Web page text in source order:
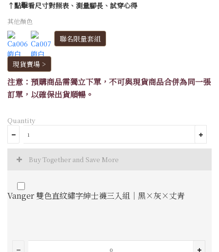
↑點擊看尺寸對照表、測量腳長、試穿心得
其他顏色
聯名限量套組
現貨賣場 >
注意：預購商品需獨立下單，不可與現貨商品合併為同一張
訂單，以確保出貨順暢。
Quantity
Buy Together and Save More
Vanger 雙色直紋繡字紳士襪三入組｜黑×灰×丈青